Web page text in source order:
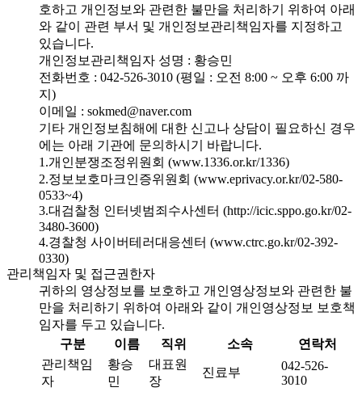
호하고 개인정보와 관련한 불만을 처리하기 위하여 아래
와 같이 관련 부서 및 개인정보관리책임자를 지정하고
있습니다.
개인정보관리책임자 성명 : 황승민
전화번호 : 042-526-3010 (평일 : 오전 8:00 ~ 오후 6:00 까
지)
이메일 : sokmed@naver.com
기타 개인정보침해에 대한 신고나 상담이 필요하신 경우
에는 아래 기관에 문의하시기 바랍니다.
1.개인분쟁조정위원회 (www.1336.or.kr/1336)
2.정보보호마크인증위원회 (www.eprivacy.or.kr/02-580-
0533~4)
3.대검찰청 인터넷범죄수사센터 (http://icic.sppo.go.kr/02-
3480-3600)
4.경찰청 사이버테러대응센터 (www.ctrc.go.kr/02-392-
0330)
관리책임자 및 접근권한자
귀하의 영상정보를 보호하고 개인영상정보와 관련한 불
만을 처리하기 위하여 아래와 같이 개인영상정보 보호책
임자를 두고 있습니다.
구분
이름 직위 소속
연락처
관리책임
자
황승
민
대표원
장
진료부
042-526-
3010